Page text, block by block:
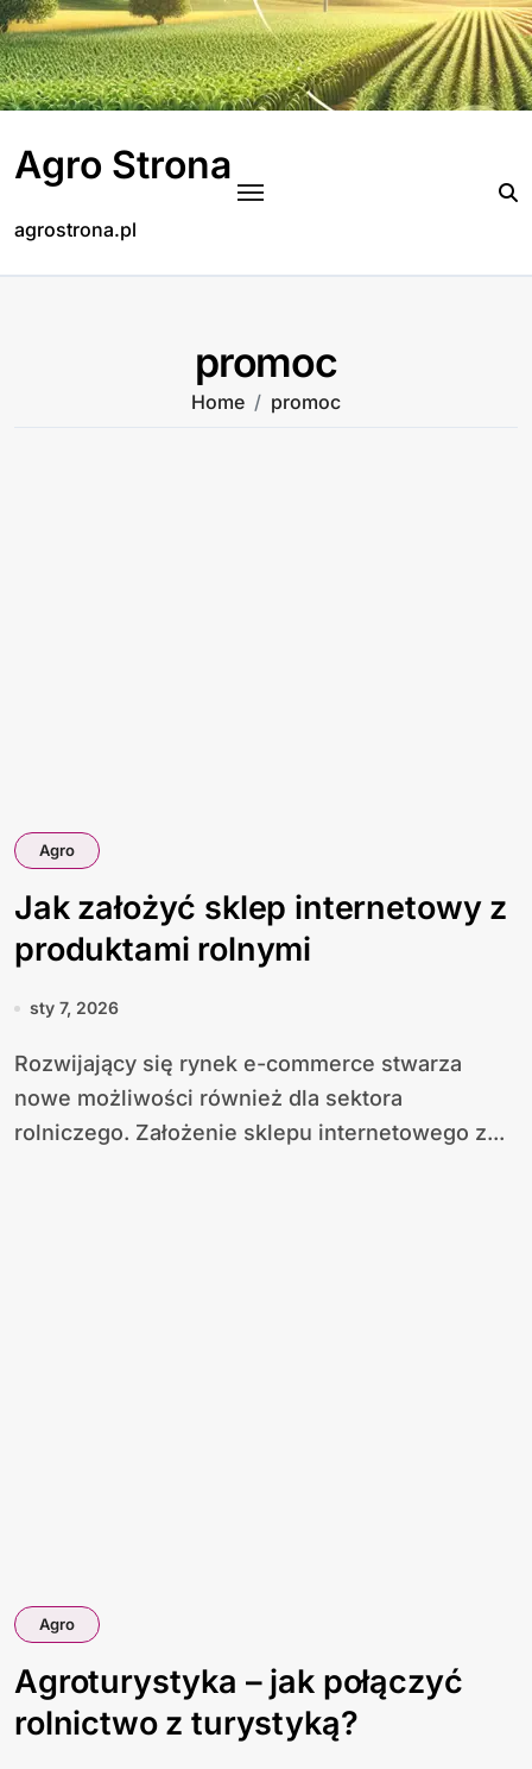
Skip
to
content
Agro Strona
agrostrona.pl
promoc
Home promoc
Agro
Jak założyć sklep internetowy z
produktami rolnymi
sty 7, 2026
Rozwijający się rynek e-commerce stwarza
nowe możliwości również dla sektora
rolniczego. Założenie sklepu internetowego z...
Agro
Agroturystyka – jak połączyć
rolnictwo z turystyką?